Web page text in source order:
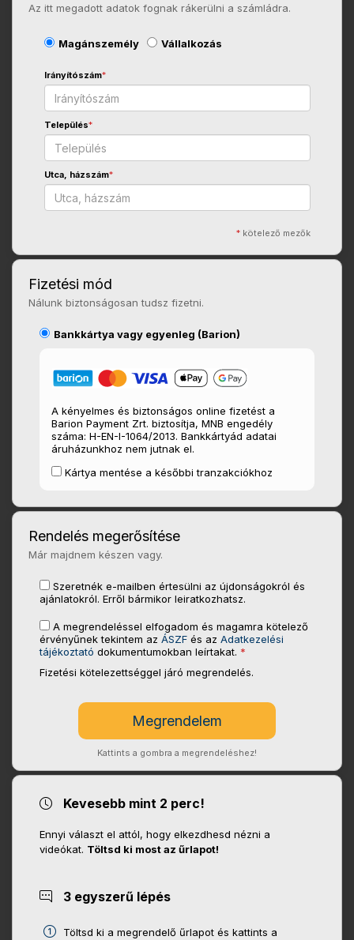
Az itt megadott adatok fognak rákerülni a számládra.
Magánszemély Vállalkozás
Irányítószám*
Település*
Utca, házszám*
* kötelező mezők
Fizetési mód
Nálunk biztonságosan tudsz fizetni.
Bankkártya vagy egyenleg (Barion)
A kényelmes és biztonságos online fizetést a
Barion Payment Zrt. biztosítja, MNB engedély
száma: H-EN-I-1064/2013. Bankkártyád adatai
áruházunkhoz nem jutnak el.
Kártya mentése a későbbi tranzakciókhoz
Rendelés megerősítése
Már majdnem készen vagy.
Szeretnék e-mailben értesülni az újdonságokról és
ajánlatokról. Erről bármikor leiratkozhatsz.
A megrendeléssel elfogadom és magamra kötelező
érvényűnek tekintem azÁSZF és azAdatkezelési
tájékoztató dokumentumokban leírtakat. *
Fizetési kötelezettséggel járó megrendelés.
Kattints a gombra a megrendeléshez!
Kevesebb mint 2 perc!
Ennyi választ el attól, hogy elkezdhesd nézni a
videókat. Töltsd ki most az űrlapot!
3 egyszerű lépés
Töltsd ki a megrendelő űrlapot és kattints a